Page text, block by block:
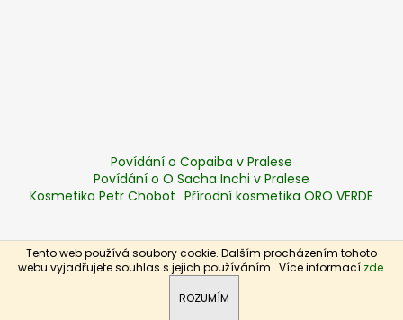
Tento web používá soubory cookie. Dalším procházením tohoto
webu vyjadřujete souhlas s jejich používáním.. Více informací zde.
ROZUMÍM
Povídání o Copaiba v Pralese
Povídání o O Sacha Inchi v Pralese
Kosmetika Petr Chobot Přírodní kosmetika ORO VERDE
Vytvořil Shoptet